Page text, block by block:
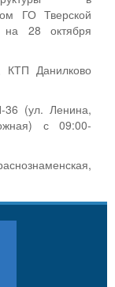
ГО Тверской
на 28 октября
КТП Данилково
36 (ул. Ленина,
с 09:00-